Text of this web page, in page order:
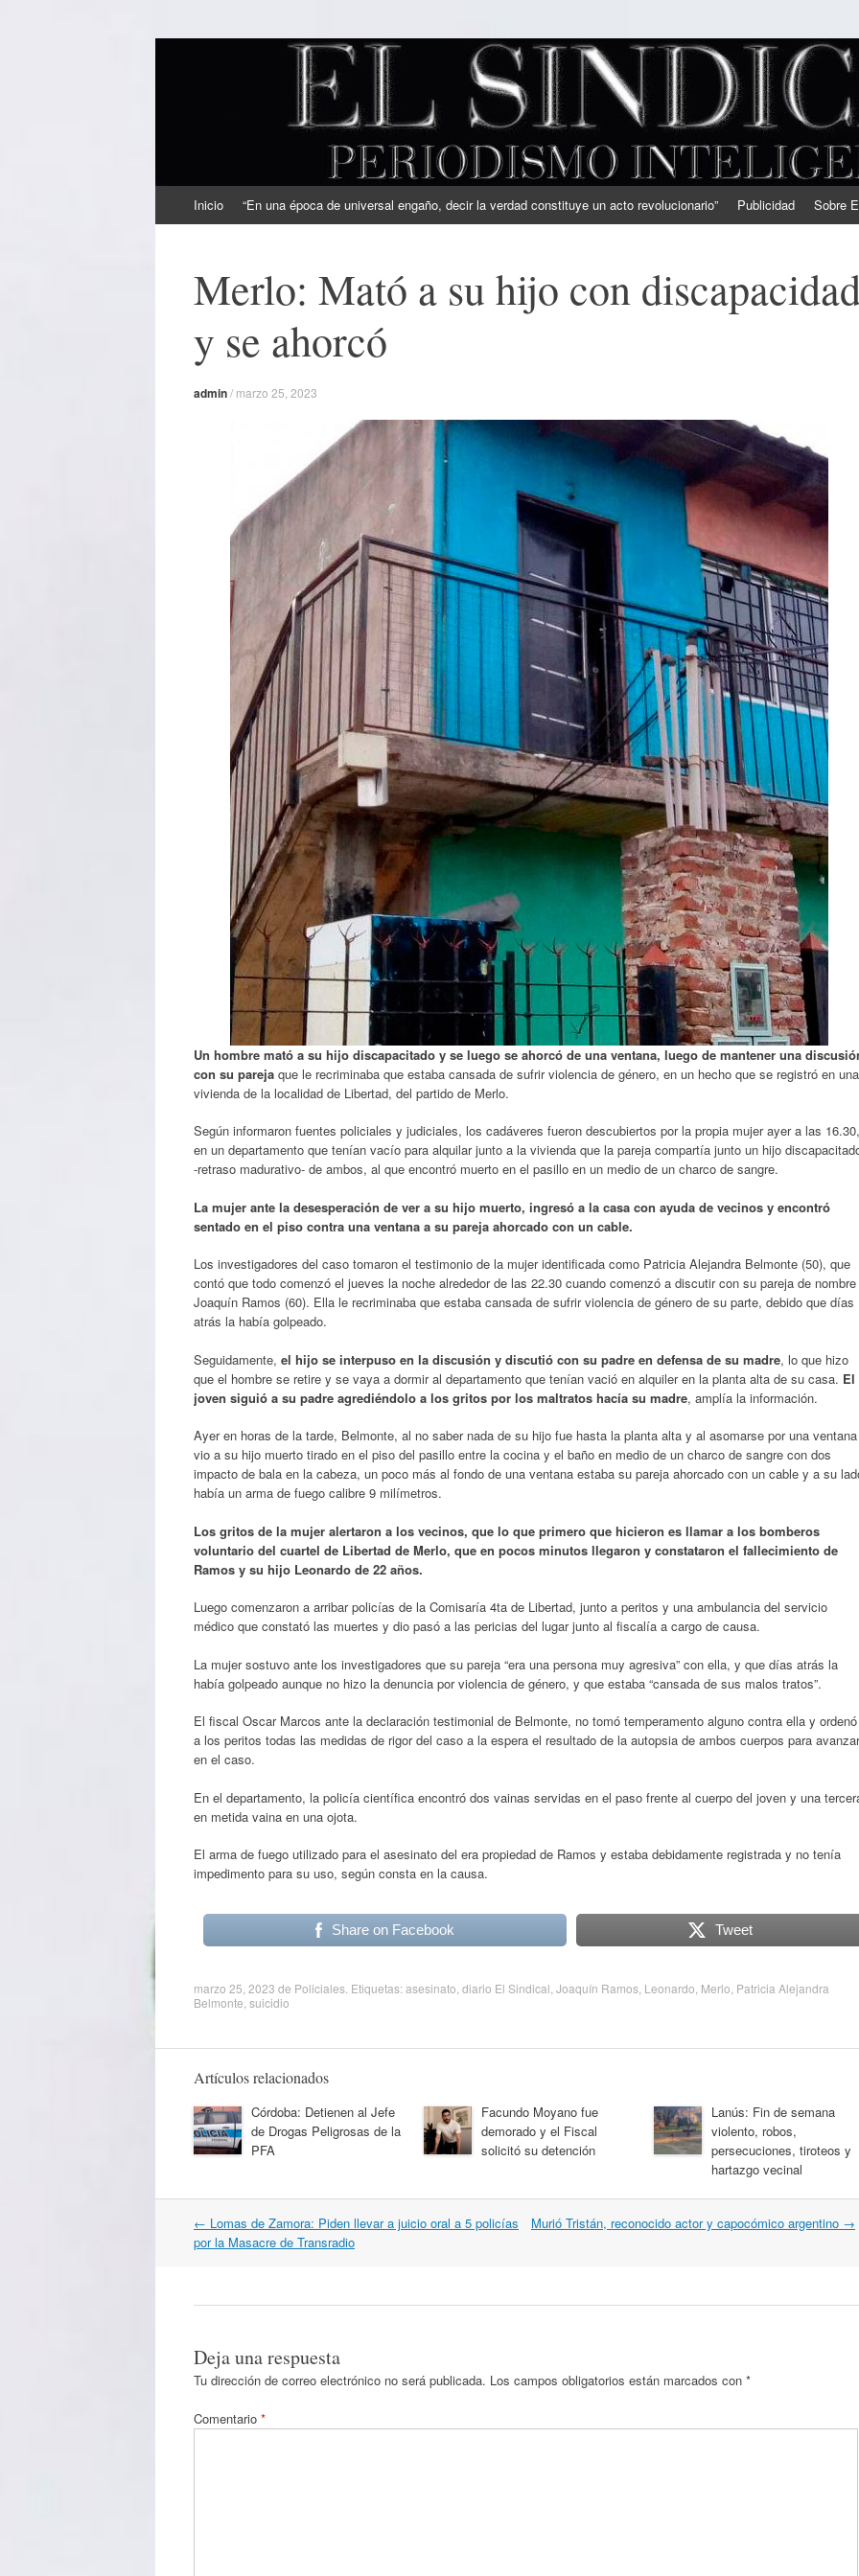
EL SINDICAL
Periodismo Inteligente
al
Inicio “En una época de universal engaño, decir la verdad constituye un acto revolucionario” Publicidad Sobre
Merlo: Mató a su hijo con
y se ahorcó
admin/ marzo 25, 2023
Un hombre mató a su hijo discapacitado y se luego se ahorcó de una ventana, luego de mantener una
con su pareja que le recriminaba que estaba cansada de sufrir violencia de género, en un hecho que se registró en una
vivienda de la localidad de Libertad, del partido de Merlo.
Según informaron fuentes policiales y judiciales, los cadáveres fueron descubiertos por la propia mujer ayer a las 16.30,
en un departamento que tenían vacío para alquilar junto a la vivienda que la pareja compartía junto un hijo
-retraso madurativo- de ambos, al que encontró muerto en el pasillo en un medio de un charco de sangre.
La mujer ante la desesperación de ver a su hijo muerto, ingresó a la casa con ayuda de vecinos y encontró
sentado en el piso contra una ventana a su pareja ahorcado con un cable.
Los investigadores del caso tomaron el testimonio de la mujer identificada como Patricia Alejandra Belmonte (50), que
contó que todo comenzó el jueves la noche alrededor de las 22.30 cuando comenzó a discutir con su pareja de nombre
Joaquín Ramos (60). Ella le recriminaba que estaba cansada de sufrir violencia de género de su parte, debido que días
atrás la había golpeado.
Seguidamente, el hijo se interpuso en la discusión y discutió con su padre en defensa de su madre, lo que hizo
que el hombre se retire y se vaya a dormir al departamento que tenían vació en alquiler en la planta alta de su casa. El
joven siguió a su padre agrediéndolo a los gritos por los maltratos hacía su madre, amplía la información.
Ayer en horas de la tarde, Belmonte, al no saber nada de su hijo fue hasta la planta alta y al asomarse por una ventana
vio a su hijo muerto tirado en el piso del pasillo entre la cocina y el baño en medio de un charco de sangre con dos
impacto de bala en la cabeza, un poco más al fondo de una ventana estaba su pareja ahorcado con un cable y a su
había un arma de fuego calibre 9 milímetros.
Los gritos de la mujer alertaron a los vecinos, que lo que primero que hicieron es llamar a los bomberos
voluntario del cuartel de Libertad de Merlo, que en pocos minutos llegaron y constataron el fallecimiento de
Ramos y su hijo Leonardo de 22 años.
Luego comenzaron a arribar policías de la Comisaría 4ta de Libertad, junto a peritos y una ambulancia del servicio
médico que constató las muertes y dio pasó a las pericias del lugar junto al fiscalía a cargo de causa.
La mujer sostuvo ante los investigadores que su pareja “era una persona muy agresiva” con ella, y que días atrás la
había golpeado aunque no hizo la denuncia por violencia de género, y que estaba “cansada de sus malos tratos”.
El fiscal Oscar Marcos ante la declaración testimonial de Belmonte, no tomó temperamento alguno contra ella y ordenó
a los peritos todas las medidas de rigor del caso a la espera el resultado de la autopsia de ambos cuerpos para avanzar
en el caso.
En el departamento, la policía científica encontró dos vainas servidas en el paso frente al cuerpo del joven y una
en metida vaina en una ojota.
El arma de fuego utilizado para el asesinato del era propiedad de Ramos y estaba debidamente registrada y no tenía
impedimento para su uso, según consta en la causa.
Share on Facebook Tweet
marzo 25, 2023 de Policiales . Etiquetas:asesinato diario El Sindical Joaquín Ramos Leonardo Merlo Patricia Alejandra
Belmonte suicidio
Artículos relacionados
Córdoba: Detienen al Jefe
de Drogas Peligrosas de la
PFA
Facundo Moyano fue
demorado y el Fiscal
solicitó su detención
Lanús: Fin de semana
violento, robos,
persecuciones, tiroteos y
hartazgo vecinal
Navegación
por
← Lomas de Zamora: Piden llevar a juicio oral a 5 policías
por la Masacre de Transradio
Murió Tristán, reconocido actor y capocómico argentino →
Deja una respuesta
Tu dirección de correo electrónico no será publicada. Los campos obligatorios están marcados con *
Comentario *